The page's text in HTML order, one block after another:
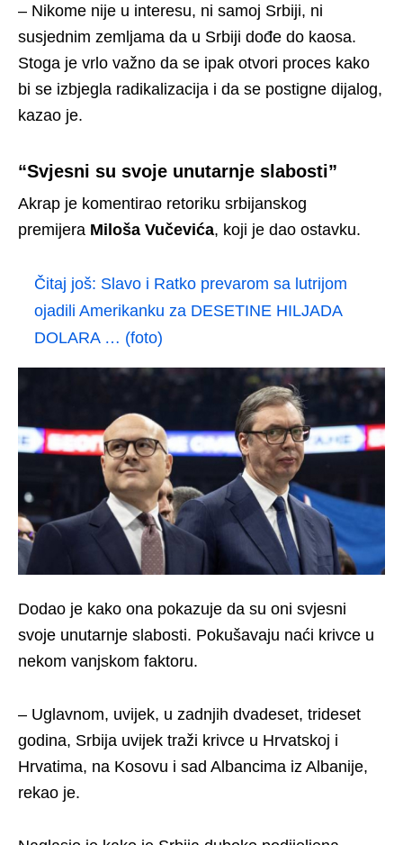
– Nikome nije u interesu, ni samoj Srbiji, ni
susjednim zemljama da u Srbiji dođe do kaosa.
Stoga je vrlo važno da se ipak otvori proces kako
bi se izbjegla radikalizacija i da se postigne dijalog,
kazao je.
“Svjesni su svoje unutarnje slabosti”
Akrap je komentirao retoriku srbijanskog
premijera Miloša Vučevića, koji je dao ostavku.
Čitaj još: Slavo i Ratko prevarom sa lutrijom
ojadili Amerikanku za DESETINE HILJADA
DOLARA … (foto)
Dodao je kako ona pokazuje da su oni svjesni
svoje unutarnje slabosti. Pokušavaju naći krivce u
nekom vanjskom faktoru.
– Uglavnom, uvijek, u zadnjih dvadeset, trideset
godina, Srbija uvijek traži krivce u Hrvatskoj i
Hrvatima, na Kosovu i sad Albancima iz Albanije,
rekao je.